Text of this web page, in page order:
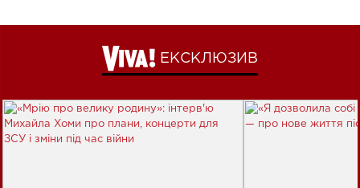
ЕКСКЛЮЗИВ